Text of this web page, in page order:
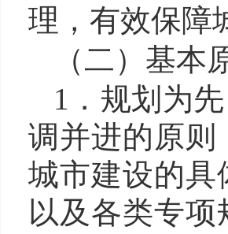
理，有效保障
（二）基本
1．规划为
调并进的原则
城市建设的具
以及各类专